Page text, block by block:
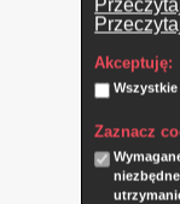
Akceptuję:
Zaznacz